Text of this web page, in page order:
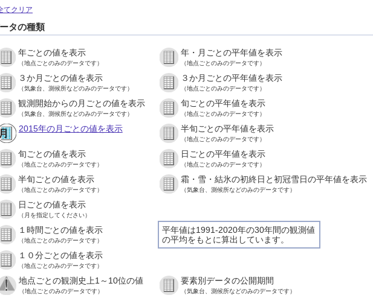
てクリア
タの種類
年ごとの値を表示
（地点ごとのみのデータです）
年・月ごとの平年値を表示
（地点ごとのみのデータです）
３か月ごとの値を表示
（気象台、測候所などのみのデータです）
３か月ごとの平年値を表示
（地点ごとのみのデータです）
観測開始からの月ごとの値を表示
（気象台、測候所などのみのデータです）
旬ごとの平年値を表示
（地点ごとのみのデータです）
2015年の月ごとの値を表示 半旬ごとの平年値を表示
（地点ごとのみのデータです）
旬ごとの値を表示
（地点ごとのみのデータです）
日ごとの平年値を表示
（地点ごとのみのデータです）
半旬ごとの値を表示
（地点ごとのみのデータです）
霜・雪・結氷の初終日と初冠雪日の平年値を表示
（気象台、測候所などのみのデータです）
日ごとの値を表示
（月を指定してください）
平年値は1991-2020年の30年間の観測値
の平均をもとに算出しています。
１時間ごとの値を表示
（地点ごとのみのデータです）
１０分ごとの値を表示
（地点ごとのみのデータです）
地点ごとの観測史上1～10位の値
（地点ごとのみのデータです）
要素別データの公開期間
（気象台、測候所などのみのデータです）